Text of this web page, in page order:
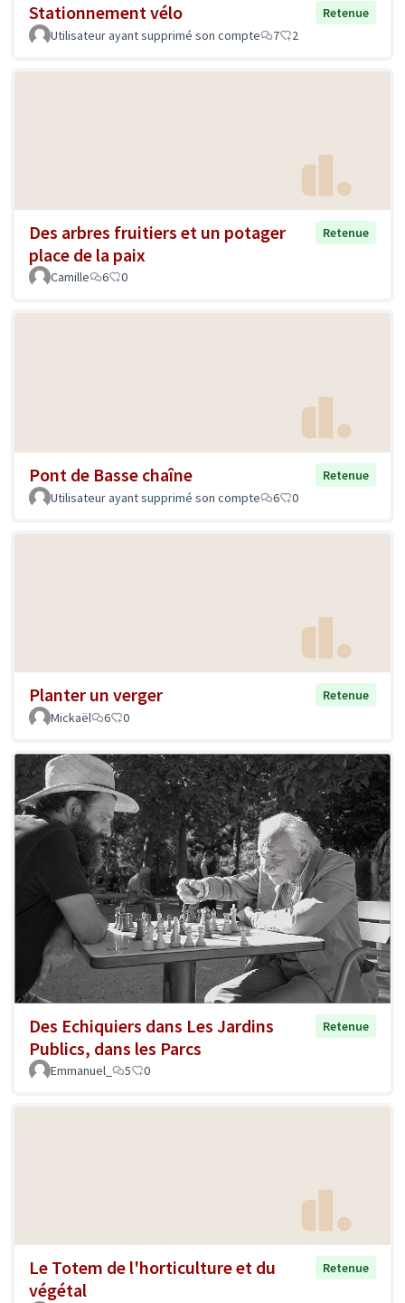
Stationnement vélo
Retenue
Utilisateur ayant supprimé son compte
7 2
Des arbres fruitiers et un potager
place de la paix
Retenue
Camille 6 0
Pont de Basse chaîne
Retenue
Utilisateur ayant supprimé son compte
6 0
Planter un verger
Retenue
Mickaël
6 0
Des Echiquiers dans Les Jardins
Publics, dans les Parcs
Retenue
Emmanuel_ 5 0
Le Totem de l'horticulture et du
végétal
Retenue